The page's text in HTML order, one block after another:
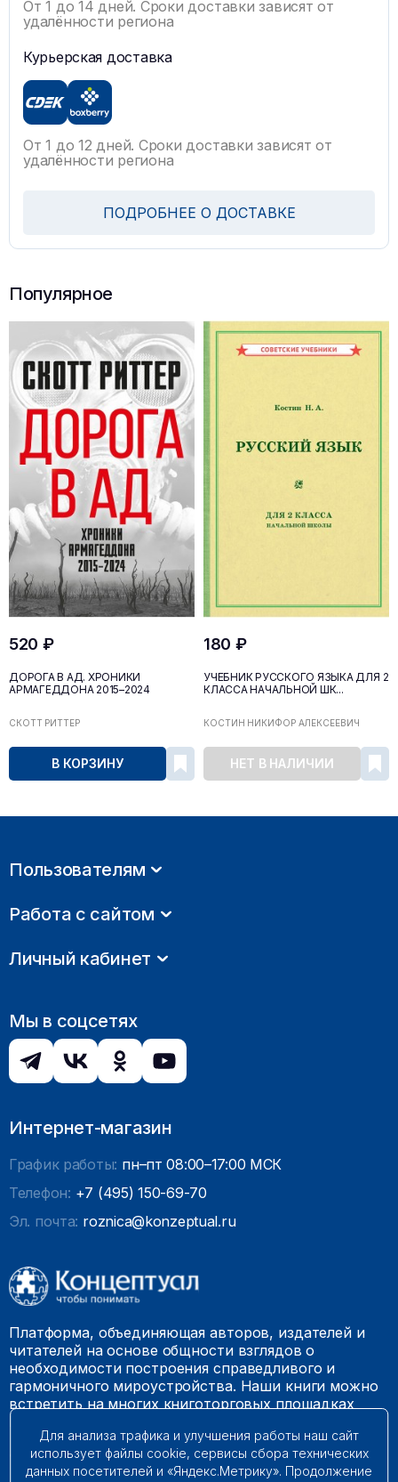
От 1 до 14 дней. Сроки доставки зависят от
удалённости региона
Курьерская доставка
От 1 до 12 дней. Сроки доставки зависят от
удалённости региона
ПОДРОБНЕЕ О ДОСТАВКЕ
Популярное
520 ₽
ДОРОГА В АД. ХРОНИКИ
АРМАГЕДДОНА 2015–2024
СКОТТ РИТТЕР
В КОРЗИНУ
180 ₽
УЧЕБНИК РУССКОГО ЯЗЫКА ДЛЯ 2
КЛАССА НАЧАЛЬНОЙ ШК...
КОСТИН НИКИФОР АЛЕКСЕЕВИЧ
НЕТ В НАЛИЧИИ
Пользователям
Работа с сайтом
Личный кабинет
Мы в соцсетях
Интернет-магазин
График работы: пн–пт 08:00–17:00 МСК
Телефон: +7 (495) 150-69-70
Эл. почта: roznica@konzeptual.ru
Платформа, объединяющая авторов, издателей и
читателей на основе общности взглядов о
необходимости построения справедливого и
гармоничного мироустройства. Наши книги можно
встретить на многих книготорговых площадках
© 2009 – 2026. Все права защищены.
Для анализа трафика и улучшения работы наш сайт
использует файлы cookie, сервисы сбора технических
данных посетителей и «Яндекс.Метрику». Продолжение